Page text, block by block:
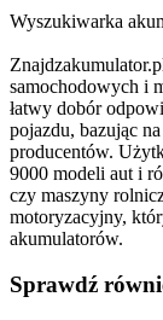
Wyszukiwarka
samochodowych i
łatwy dobór
pojazdu, bazując
producentów.
9000 modeli aut i
czy maszyny
motoryzacyjny,
akumulatorów.
Sprawdź